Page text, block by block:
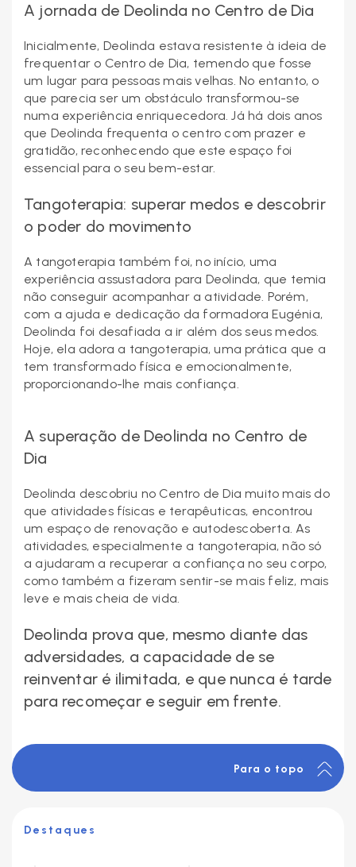
A jornada de Deolinda no Centro de Dia
Inicialmente, Deolinda estava resistente à ideia de
frequentar o Centro de Dia, temendo que fosse
um lugar para pessoas mais velhas. No entanto, o
que parecia ser um obstáculo transformou-se
numa experiência enriquecedora. Já há dois anos
que Deolinda frequenta o centro com prazer e
gratidão, reconhecendo que este espaço foi
essencial para o seu bem-estar.
Tangoterapia: superar medos e descobrir
o poder do movimento
A tangoterapia também foi, no início, uma
experiência assustadora para Deolinda, que temia
não conseguir acompanhar a atividade. Porém,
com a ajuda e dedicação da formadora Eugénia,
Deolinda foi desafiada a ir além dos seus medos.
Hoje, ela adora a tangoterapia, uma prática que a
tem transformado física e emocionalmente,
proporcionando-lhe mais confiança.
A superação de Deolinda no Centro de
Dia
Deolinda descobriu no Centro de Dia muito mais do
que atividades físicas e terapêuticas, encontrou
um espaço de renovação e autodescoberta. As
atividades, especialmente a tangoterapia, não só
a ajudaram a recuperar a confiança no seu corpo,
como também a fizeram sentir-se mais feliz, mais
leve e mais cheia de vida.
Deolinda prova que, mesmo diante das
adversidades, a capacidade de se
reinventar é ilimitada, e que nunca é tarde
para recomeçar e seguir em frente.
Para o topo
Destaques